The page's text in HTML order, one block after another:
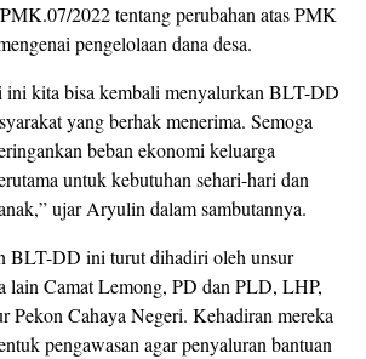
2022 tentang perubahan atas PMK
pengelolaan dana desa.
kita bisa kembali menyalurkan BLT-DD
yang berhak menerima. Semoga
beban ekonomi keluarga
untuk kebutuhan sehari-hari dan
ujar Aryulin dalam sambutannya.
BLT-DD ini turut dihadiri oleh unsur
lain Camat Lemong, PD dan PLD, LHP,
Pekon Cahaya Negeri. Kehadiran mereka
pengawasan agar penyaluran bantuan